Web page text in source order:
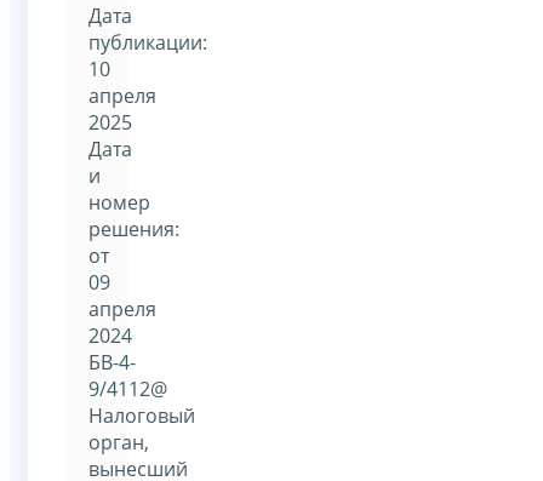
Дата
публикации:
10
апреля
2025
Дата
и
номер
решения:
от
09
апреля
2024
БВ-4-
9/4112@
Налоговый
орган,
вынесший